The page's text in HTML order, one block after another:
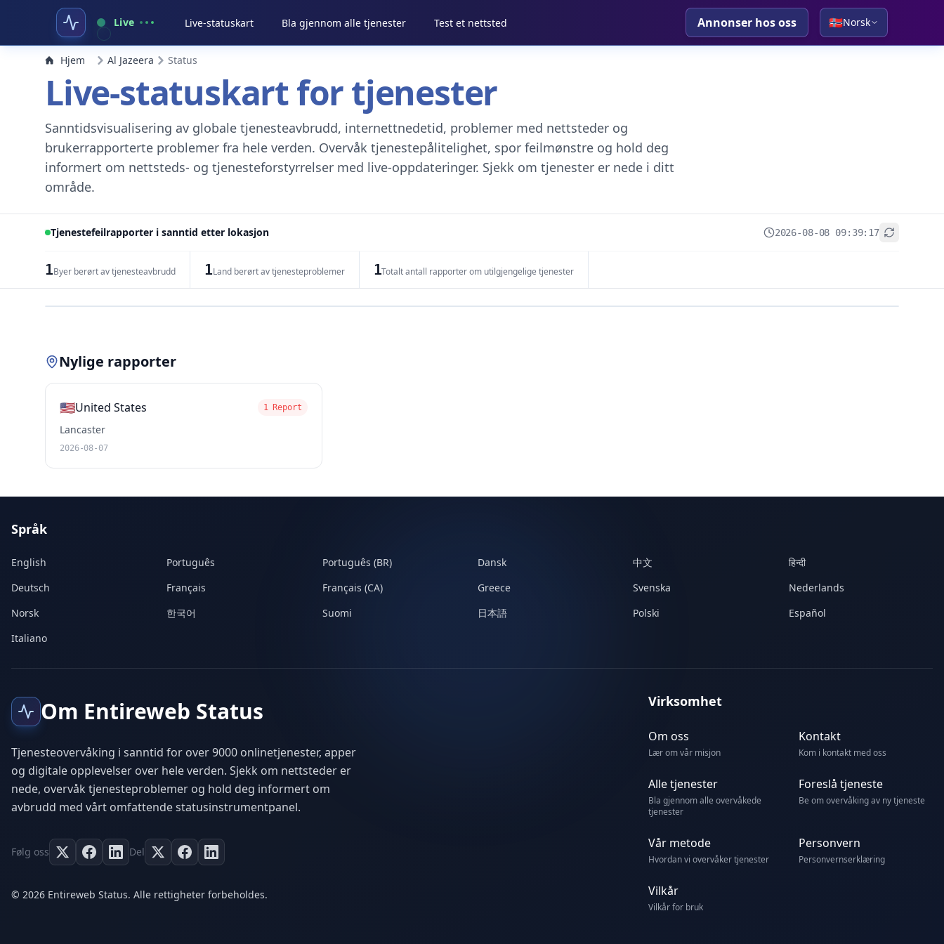
Live Live-statuskart Bla gjennom alle tjenester Test et nettsted Annonser hos oss 🇳🇴Norsk
Hjem Al Jazeera Status
Live-statuskart for tjenester
Sanntidsvisualisering av globale tjenesteavbrudd, internettnedetid, problemer med nettsteder og
brukerrapporterte problemer fra hele verden. Overvåk tjenestepålitelighet, spor feilmønstre og hold deg
informert om nettsteds- og tjenesteforstyrrelser med live-oppdateringer. Sjekk om tjenester er nede i ditt
område.
Tjenestefeilrapporter i sanntid etter lokasjon 2026-08-08 09:39:17
1Byer berørt av tjenesteavbrudd 1Land berørt av tjenesteproblemer 1Totalt antall rapporter om utilgjengelige tjenester
Nylige rapporter
🇺🇸United States 1 Report
Lancaster
2026-08-07
Språk
English Português Português (BR) Dansk 中文
हिन्दी
Deutsch
Français Français (CA) Greece Svenska
Nederlands
Norsk
한국어 Suomi 日本語 Polski
Español
Italiano
Om Entireweb Status
Tjenesteovervåking i sanntid for over 9000 onlinetjenester, apper
og digitale opplevelser over hele verden. Sjekk om nettsteder er
nede, overvåk tjenesteproblemer og hold deg informert om
avbrudd med vårt omfattende statusinstrumentpanel.
Følg oss Del
© 2026 Entireweb Status. Alle rettigheter forbeholdes.
Virksomhet
Om oss
Lær om vår misjon
Kontakt
Kom i kontakt med oss
Alle tjenester
Bla gjennom alle overvåkede
tjenester
Foreslå tjeneste
Be om overvåking av ny tjeneste
Vår metode
Hvordan vi overvåker tjenester
Personvern
Personvernserklæring
Vilkår
Vilkår for bruk